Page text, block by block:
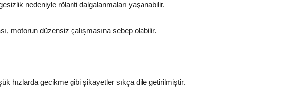
nedeniyle rölanti dalgalanmaları yaşanabilir.
motorun düzensiz çalışmasına sebep olabilir.
hızlarda gecikme gibi şikayetler sıkça dile getirilmiştir.